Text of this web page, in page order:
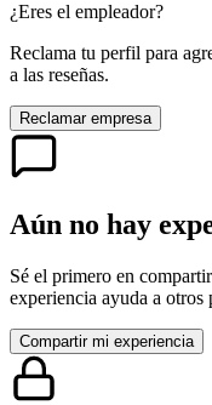
¿Eres el empleador?
Reclama tu perfil para
a las reseñas.
Reclamar empresa
Aún no hay
Sé el primero en
experiencia ayuda a otros
Compartir mi experiencia